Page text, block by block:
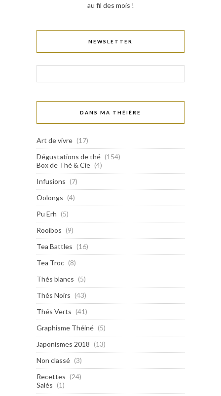
au fil des mois !
NEWSLETTER
DANS MA THÉIÈRE
Art de vivre (17)
Dégustations de thé (154)
Box de Thé & Cie (4)
Infusions (7)
Oolongs (4)
Pu Erh (5)
Rooibos (9)
Tea Battles (16)
Tea Troc (8)
Thés blancs (5)
Thés Noirs (43)
Thés Verts (41)
Graphisme Théiné (5)
Japonismes 2018 (13)
Non classé (3)
Recettes (24)
Salés (1)